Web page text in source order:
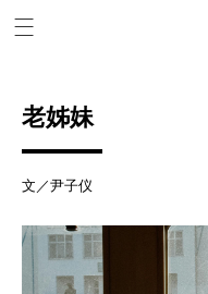
老姊妹
文／尹子仪